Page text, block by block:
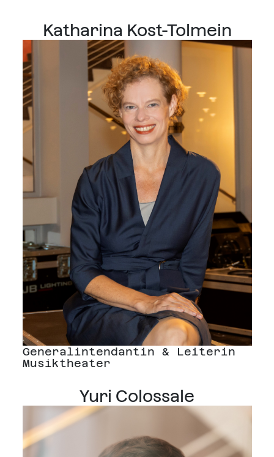
Katharina Kost-Tolmein
Generalintendantin & Leiterin
Musiktheater
Yuri Colossale